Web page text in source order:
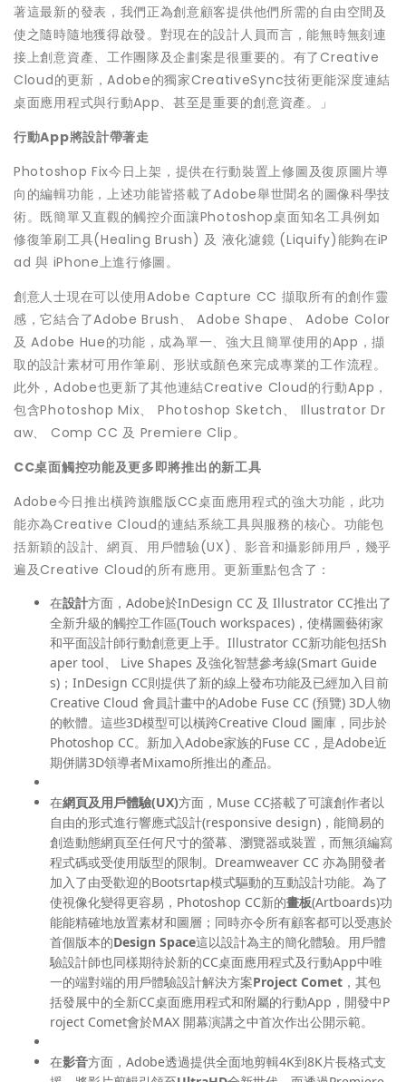
著這最新的發表，我們正為創意顧客提供他們所需的自由空間及
使之隨時隨地獲得啟發。對現在的設計人員而言，能無時無刻連
接上創意資產、工作團隊及企劃案是很重要的。有了Creative
Cloud的更新，Adobe的獨家CreativeSync技術更能深度連結
桌面應用程式與行動App、甚至是重要的創意資產。」
行動App將設計帶著走
Photoshop Fix今日上架，提供在行動裝置上修圖及復原圖片導
向的編輯功能，上述功能皆搭載了Adobe舉世聞名的圖像科學技
術。既簡單又直觀的觸控介面讓Photoshop桌面知名工具例如
修復筆刷工具(Healing Brush) 及 液化濾鏡 (Liquify)能夠在iP
ad 與 iPhone上進行修圖。
創意人士現在可以使用Adobe Capture CC 擷取所有的創作靈
感，它結合了Adobe Brush、 Adobe Shape、 Adobe Color
及 Adobe Hue的功能，成為單一、強大且簡單使用的App，擷
取的設計素材可用作筆刷、形狀或顏色來完成專業的工作流程。
此外，Adobe也更新了其他連結Creative Cloud的行動App，
包含Photoshop Mix、 Photoshop Sketch、 Illustrator Dr
aw、 Comp CC 及 Premiere Clip。
CC桌面觸控功能及更多即將推出的新工具
Adobe今日推出橫跨旗艦版CC桌面應用程式的強大功能，此功
能亦為Creative Cloud的連結系統工具與服務的核心。功能包
括新穎的設計、網頁、用戶體驗(UX)、影音和攝影師用戶，幾乎
遍及Creative Cloud的所有應用。更新重點包含了：
在設計方面，Adobe於InDesign CC 及 Illustrator CC推出了
全新升級的觸控工作區(Touch workspaces)，使構圖藝術家
和平面設計師行動創意更上手。Illustrator CC新功能包括Sh
aper tool、 Live Shapes 及強化智慧參考線(Smart Guide
s)；InDesign CC則提供了新的線上發布功能及已經加入目前
Creative Cloud 會員計畫中的Adobe Fuse CC (預覽) 3D人物
的軟體。這些3D模型可以橫跨Creative Cloud 圖庫，同步於
Photoshop CC。新加入Adobe家族的Fuse CC，是Adobe近
期併購3D領導者Mixamo所推出的產品。
在網頁及用戶體驗(UX)方面，Muse CC搭載了可讓創作者以
自由的形式進行響應式設計(responsive design)，能簡易的
創造動態網頁至任何尺寸的螢幕、瀏覽器或裝置，而無須編寫
程式碼或受使用版型的限制。Dreamweaver CC 亦為開發者
加入了由受歡迎的Bootsrtap模式驅動的互動設計功能。為了
使視像化變得更容易，Photoshop CC新的畫板(Artboards)功
能能精確地放置素材和圖層；同時亦令所有顧客都可以受惠於
首個版本的Design Space這以設計為主的簡化體驗。用戶體
驗設計師也同樣期待於新的CC桌面應用程式及行動App中唯
一的端對端的用戶體驗設計解決方案Project Comet ，其包
括發展中的全新CC桌面應用程式和附屬的行動App，開發中P
roject Comet會於MAX 開幕演講之中首次作出公開示範。
在影音方面，Adobe透過提供全面地剪輯4K到8K片長格式支